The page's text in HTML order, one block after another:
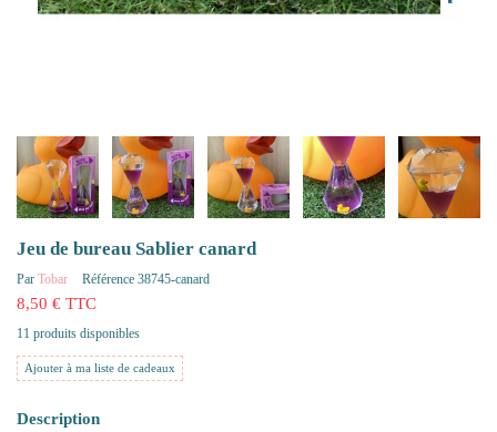
Jeu de bureau Sablier canard
Par Tobar Référence 38745-canard
8,50 € TTC
11 produits disponibles
Ajouter à ma liste de cadeaux
Description